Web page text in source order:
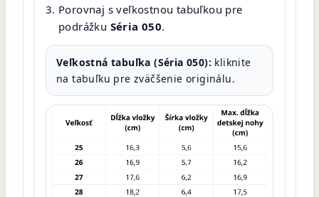
Porovnaj s veľkostnou tabuľkou pre
podrážku Séria 050.
Veľkostná tabuľka (Séria 050): kliknite
na tabuľku pre zväčšenie originálu.